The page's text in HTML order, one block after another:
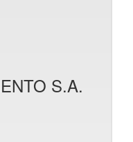
S.A.